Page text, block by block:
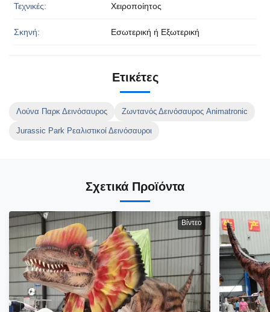
Τεχνικές: Χειροποίητος
Σκηνή: Εσωτερική ή Εξωτερική
Ετικέτες
Λούνα Παρκ Δεινόσαυρος Ζωντανός Δεινόσαυρος Animatronic
Jurassic Park Ρεαλιστικοί Δεινόσαυροι
Σχετικά Προϊόντα
Βίντεο